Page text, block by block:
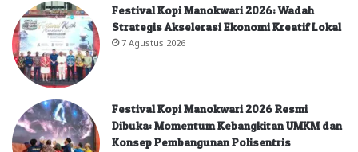
Festival Kopi Manokwari 2026: Wadah
Strategis Akselerasi Ekonomi Kreatif Lokal
7 Agustus 2026
Festival Kopi Manokwari 2026 Resmi
Dibuka: Momentum Kebangkitan UMKM dan
Konsep Pembangunan Polisentris